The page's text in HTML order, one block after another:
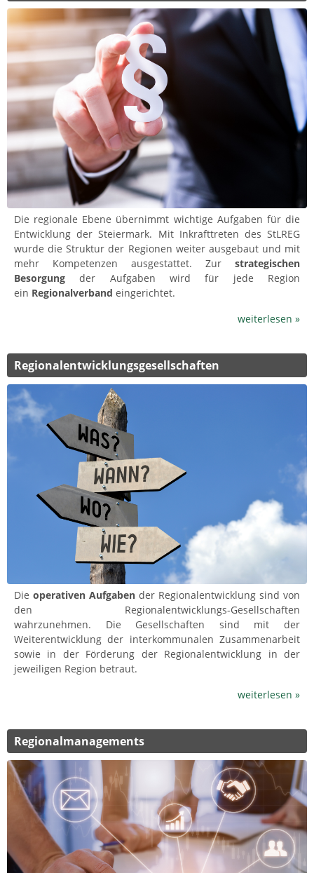
Die regionale Ebene übernimmt wichtige Aufgaben für die
Entwicklung der Steiermark. Mit Inkrafttreten des StLREG
wurde die Struktur der Regionen weiter ausgebaut und mit
mehr Kompetenzen ausgestattet. Zur strategischen
Besorgung der Aufgaben wird für jede Region
ein Regionalverband eingerichtet.
weiterlesen »
Regionalentwicklungsgesellschaften
Die operativen Aufgaben der Regionalentwicklung sind von
den Regionalentwicklungs-Gesellschaften
wahrzunehmen. Die Gesellschaften sind mit der
Weiterentwicklung der interkommunalen Zusammenarbeit
sowie in der Förderung der Regionalentwicklung in der
jeweiligen Region betraut.
weiterlesen »
Regionalmanagements